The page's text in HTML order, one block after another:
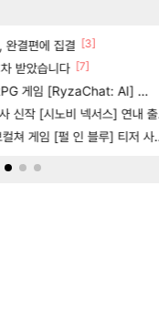
개월 [13]
플 [150]
습니다! [105]
완결편에 집결 [3]
받았습니다 [7]
게임 [RyzaChat: AI] 공개
작 [시노비 넥서스] 연내 출시 예정
게임 [펄 인 블루] 티저 사이트 오픈